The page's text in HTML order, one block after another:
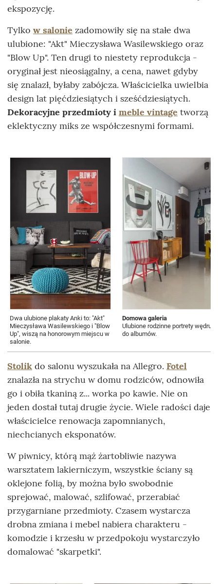
ekspozycję.
Tylko w salonie zadomowiły się na stałe dwa
ulubione: "Akt" Mieczysława Wasilewskiego oraz
"Blow Up". Ten drugi to niestety reprodukcja -
oryginał jest nieosiągalny, a cena, nawet gdyby
się znalazł, byłaby zabójcza. Właścicielka uwielbia
design lat pięćdziesiątych i sześćdziesiątych.
Dekoracyjne przedmioty i meble vintage tworzą
eklektyczny miks ze współczesnymi formami.
Dwa ulubione plakaty Anki to: "Akt"
Mieczysława Wasilewskiego i "Blow
Up", wiszą na honorowym miejscu w
salonie.
Domowa galeria
Ulubione rodzinne portrety
do albumów.
Stolik do salonu wyszukała na Allegro. Fotel
znalazła na strychu w domu rodziców, odnowiła
go i obiła tkaniną z... worka po kawie. Nie on
jeden dostał tutaj drugie życie. Wiele radości daje
właścicielce renowacja zapomnianych,
niechcianych eksponatów.
W piwnicy, którą mąż żartobliwie nazywa
warsztatem lakierniczym, wszystkie ściany są
oklejone folią, by można było swobodnie
sprejować, malować, szlifować, przerabiać
przygarniane przedmioty. Czasem wystarcza
drobna zmiana i mebel nabiera charakteru -
komodzie i krzesłu w przedpokoju wystarczyło
domalować "skarpetki".